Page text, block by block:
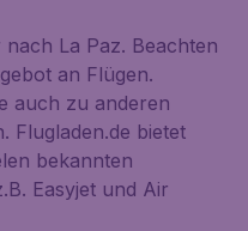
La Paz. Beachten
an Flügen.
auch zu anderen
Flugladen.de bietet
bekannten
Easyjet und Air